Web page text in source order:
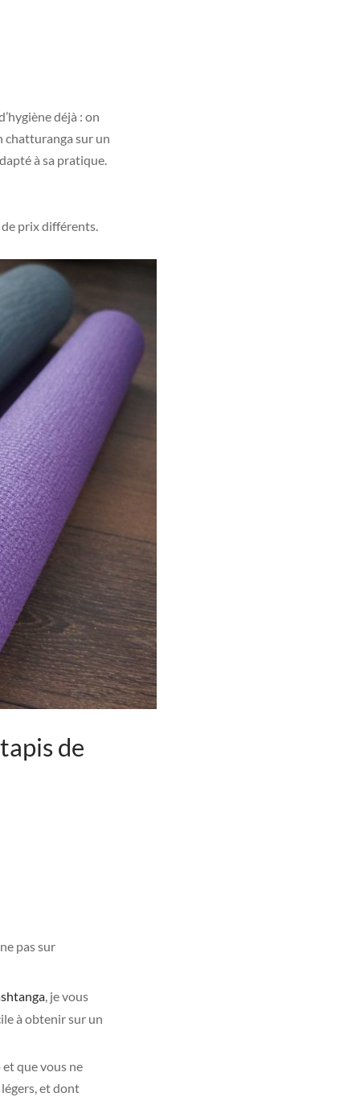
déjà : on
chatturanga sur un
à sa pratique.
de prix différents.
de
pas sur
, je vous
à obtenir sur un
que vous ne
et dont